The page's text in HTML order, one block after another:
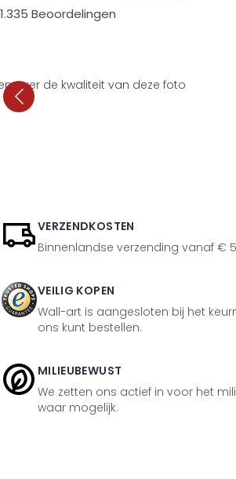
1.335 Beoordelingen
over de kwaliteit van deze foto
VERZENDKOSTEN
Binnenlandse verzending vanaf €
VEILIG KOPEN
Wall-art is aangesloten bij het
ons kunt bestellen.
MILIEUBEWUST
We zetten ons actief in voor het
waar mogelijk.